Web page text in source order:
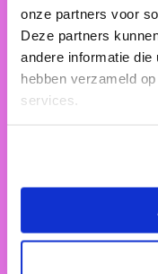
onze partners voor
Deze partners
andere informatie
hebben verzameld
services.
Muziek